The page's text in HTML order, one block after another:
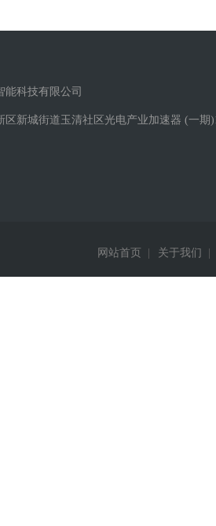
能科技有限公司
区新城街道玉清社区光电产业加速器 (一期
网站首页 关于我们